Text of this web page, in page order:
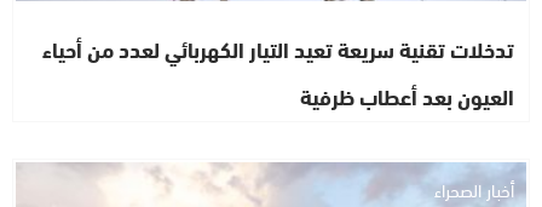
تدخلات تقنية سريعة تعيد التيار الكهربائي لعدد من أحياء
العيون بعد أعطاب ظرفية
أخبار الصحراء